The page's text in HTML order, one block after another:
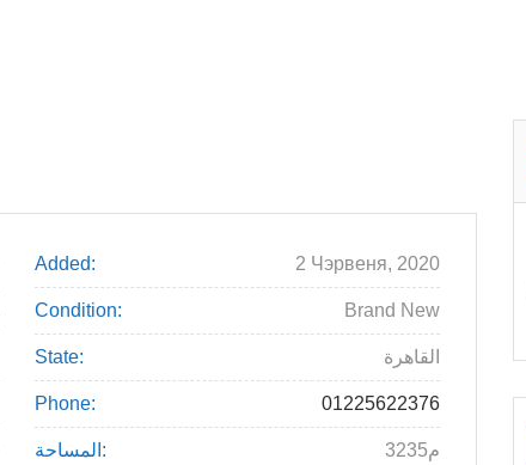
Added: 2 Чэрвеня, 2020
Condition: Brand New
State: القاهرة
Phone: 01225622376
المساحة: 3235م